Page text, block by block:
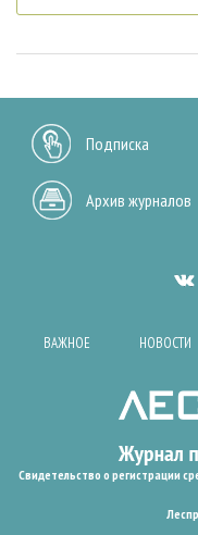
Подписка
Архив журналов
ВАЖНОЕ НОВОСТИ
Свидетельство о регистрации